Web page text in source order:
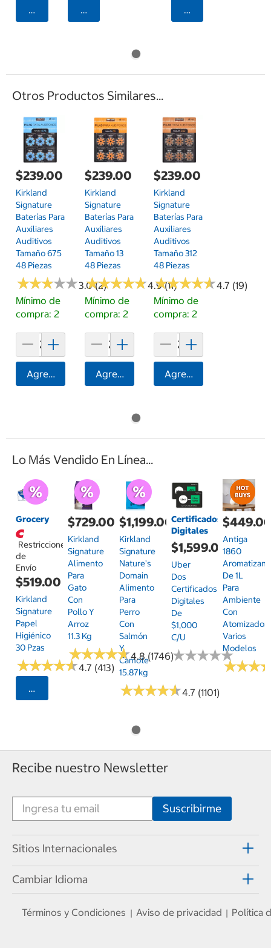
Agregar Agregar Agregar
Otros Productos Similares...
$239.00
Kirkland
Signature
Baterías Para
Auxiliares
Auditivos
Tamaño 675
48 Piezas
★★★★★
★★★★★3.0 (2)
Mínimo de
compra: 2
Agregar
$239.00
Kirkland
Signature
Baterías Para
Auxiliares
Auditivos
Tamaño 13
48 Piezas
★★★★★
★★★★★4.9 (11)
Mínimo de
compra: 2
Agregar
$239.00
Kirkland
Signature
Baterías Para
Auxiliares
Auditivos
Tamaño 312
48 Piezas
★★★★★
★★★★★4.7 (19)
Mínimo de
compra: 2
Agregar
Lo Más Vendido En Línea...
Grocery
Restricciones
de
Envío
$519.00
Kirkland
Signature
Papel
Higiénico
30 Pzas
★★★★★
★★★★★4.7 (413)
Seleccionar Código Postal
$729.00
Kirkland
Signature
Alimento
Para
Gato
Con
Pollo Y
Arroz
11.3 Kg
★★★★★
★★★★★4.8 (1746)
$1,199.00
Kirkland
Signature
Nature's
Domain
Alimento
Para
Perro
Con
Salmón
Y
Camote
15.87kg
★★★★★
★★★★★4.7 (1101)
Certificados
Digitales
$1,599.00
Uber
Dos
Certificados
Digitales
De
$1,000
C/u
★★★★★
★★★★★
Antiga
1860
De 1L
Para
Ambiente
Con
Atomizador,
Varios
Modelos
★★★
★★★
Recibe nuestro Newsletter
Sitios Internacionales
Cambiar Idioma
Términos y Condiciones | Aviso de privacidad | Política